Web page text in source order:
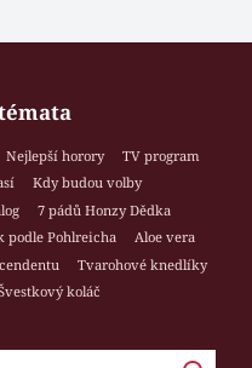
Nejlepší horory
TV program
Kdy budou volby
7 pádů Honzy Dědka
podle Pohlreicha
Aloe vera
Tvarohové knedlíky
koláč